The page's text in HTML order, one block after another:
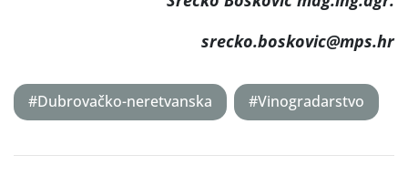
srecko.boskovic@mps.hr
#Dubrovačko-neretvanska #Vinogradarstvo